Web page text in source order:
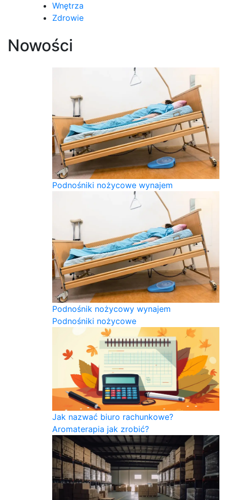
Wnętrza
Zdrowie
Nowości
Podnośniki nożycowe wynajem
Podnośnik nożycowy wynajem
Podnośniki nożycowe
Jak nazwać biuro rachunkowe?
Aromaterapia jak zrobić?